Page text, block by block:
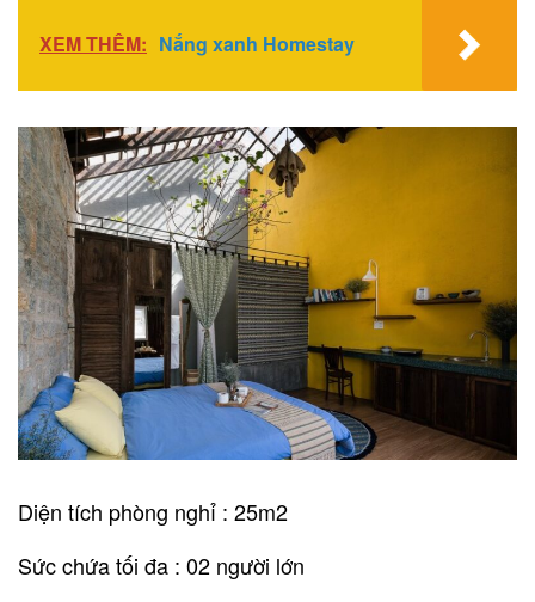
XEM THÊM: Nắng xanh Homestay
Diện tích phòng nghỉ : 25m2
Sức chứa tối đa : 02 người lớn